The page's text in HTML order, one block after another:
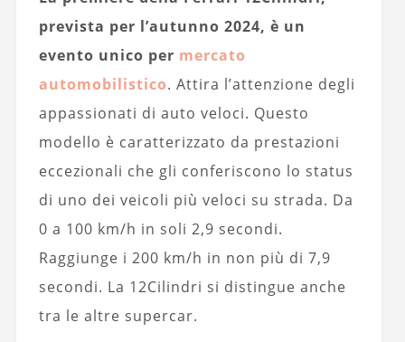
prevista per l’autunno 2024, è un
evento unico per mercato
automobilistico. Attira l’attenzione degli
appassionati di auto veloci. Questo
modello è caratterizzato da prestazioni
eccezionali che gli conferiscono lo status
di uno dei veicoli più veloci su strada. Da
0 a 100 km/h in soli 2,9 secondi.
Raggiunge i 200 km/h in non più di 7,9
secondi. La 12Cilindri si distingue anche
tra le altre supercar.